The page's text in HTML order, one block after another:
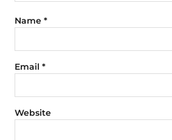
Name *
Email *
Website